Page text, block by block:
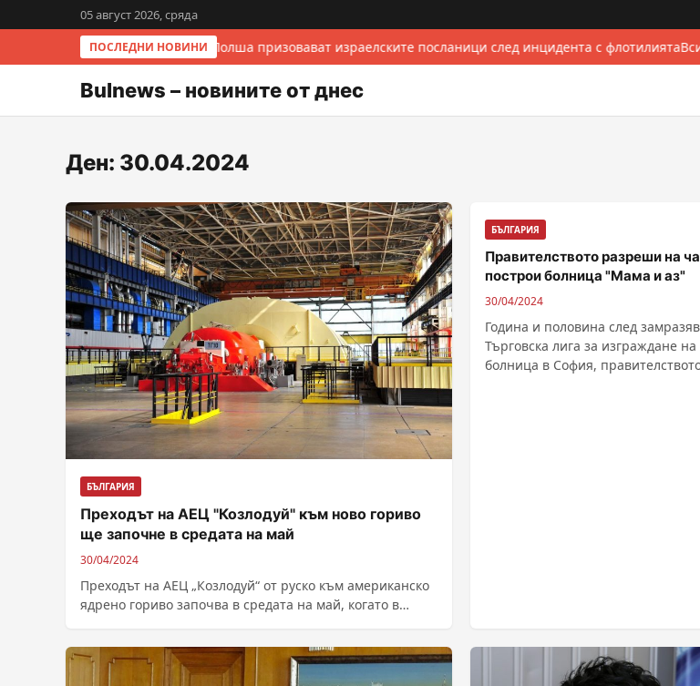
05 август 2026, сряда
ПОСЛЕДНИ НОВИНИ
Италия и Полша призовават израелските посланици след инцидента с флотилията
Bulnews – новините от днес
Ден: 30.04.2024
БЪЛГАРИЯ
Преходът на АЕЦ "Козлодуй" към ново гориво
ще започне в средата на май
30/04/2024
Преходът на АЕЦ „Козлодуй“ от руско към американско
ядрено гориво започва в средата на май, когато в
БЪЛГАРИЯ
Правителството разреши на
построи болница "Мама и аз"
30/04/2024
Година и половина след
Търговска лига за изграждане на
болница в София,